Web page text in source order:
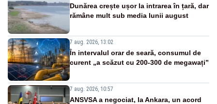
Dunărea crește ușor la intrarea în țară, dar
rămâne mult sub media lunii august
7 aug. 2026, 13:02
În intervalul orar de seară, consumul de
curent „a scăzut cu 200-300 de megawați”
7 aug. 2026, 10:57
ANSVSA a negociat, la Ankara, un acord